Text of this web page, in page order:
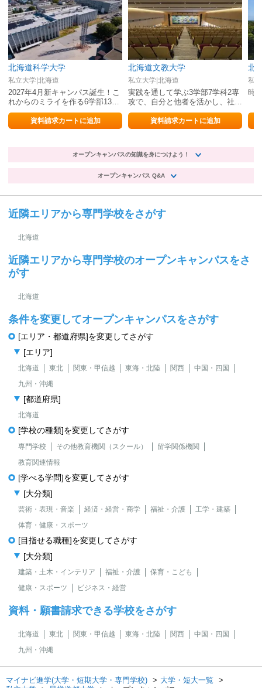
北海道科学大学
私立大学|北海道
2027年4月新キャンパス誕生！こ
れからのミライを作る6学部13学
科
資料請求カートに追加
北海道文教大学
私立大学|北海道
実践を通して学ぶ3学部7学科2専
攻で、自分と他者を活かし、社会
で協働する人材を育成！
資料請求カートに追加
北
私
時
オープンキャンパスの知識を身につけよう！
オープンキャンパス Q&A
近隣エリアから専門学校をさがす
北海道
近隣エリアから専門学校のオープンキャンパスをさ
がす
北海道
条件を変更してオープンキャンパスをさがす
[エリア・都道府県]を変更してさがす
[エリア]
北海道 東北 関東・甲信越 東海・北陸 関西
中国・四国
九州・沖縄
[都道府県]
北海道
[学校の種類]を変更してさがす
専門学校 その他教育機関（スクール）
留学関係機関
教育関連情報
[学べる学問]を変更してさがす
[大分類]
芸術・表現・音楽 経済・経営・商学 福祉・介護
工学・建築
体育・健康・スポーツ
[目指せる職種]を変更してさがす
[大分類]
建築・土木・インテリア 福祉・介護
保育・こども
健康・スポーツ
ビジネス・経営
資料・願書請求できる学校をさがす
北海道 東北 関東・甲信越 東海・北陸 関西
中国・四国
九州・沖縄
マイナビ進学(大学・短期大学・専門学校)
大学・短大一覧